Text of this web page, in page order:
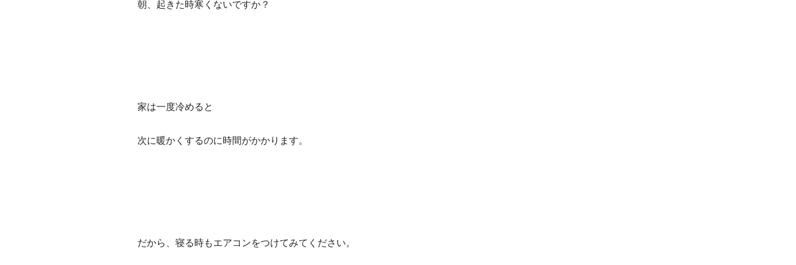
朝、起きた時寒くないですか？
家は一度冷めると
次に暖かくするのに時間がかかります。
だから、寝る時もエアコンをつけてみてください。